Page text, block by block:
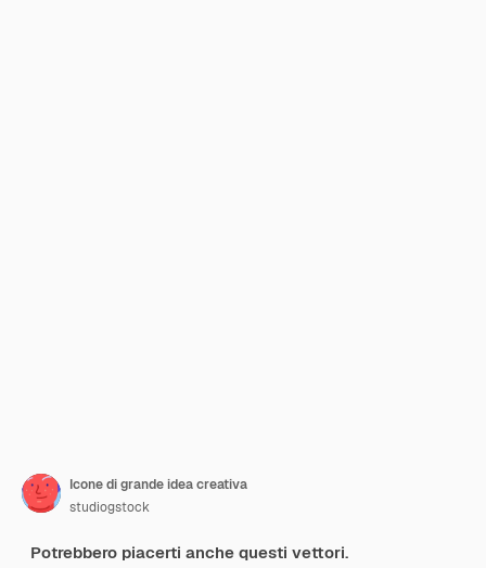
Icone di grande idea creativa
studiogstock
Potrebbero piacerti anche questi vettori.